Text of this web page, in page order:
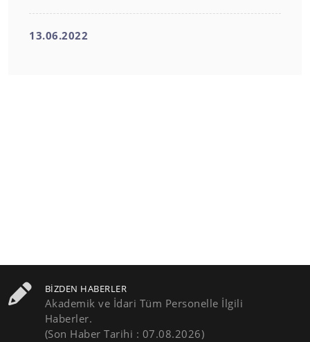
13.06.2022
BIZDEN HABERLER
Akademik ve İdari Tüm Personelle İlgili
Haberler.
(Son Haber Tarihi : 07.08.2026)